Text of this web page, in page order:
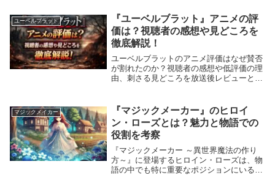
ユーベルブラット
『ユーベルブラット』アニメの評
価は？視聴者の感想や見どころを
徹底解説！
ユーベルブラットのアニメ評価はなぜ賛否
が割れたのか？視聴者の感想や低評価の理
由、刺さる見どころを放送後レビューと
マジックメイカー
『マジックメーカー』のヒロイ
ン・ローズとは？魅力と物語での
役割を考察
『マジックメーカー ～異世界魔法の作り
方～』に登場するヒロイン・ローズは、物
語の中でも特に重要なポジションにいる存